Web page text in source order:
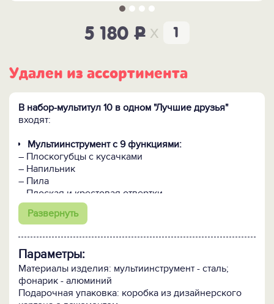
5 180P x
Удален из ассортимента
В набор-мультитул 10 в одном "Лучшие друзья"
входят:
Мультиинструмент с 9 функциями:
– Плоскогубцы с кусачками
– Напильник
– Пила
– Плоская и крестовая отвертки
– Открывашка для бутылок
– Открывашка для банок
Инструменты фиксируются в открытом положении.
Фонарик:
Развернуть
Параметры:
Материалы изделия: мультиинструмент - сталь;
фонарик - алюминий
Подарочная упаковка: коробка из дизайнерского